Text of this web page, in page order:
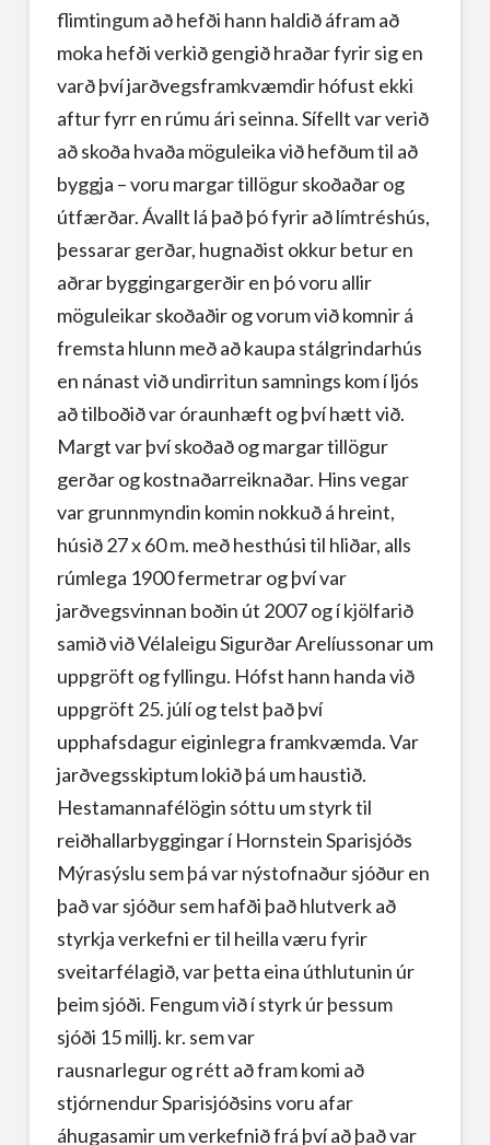
flimtingum að hefði hann haldið áfram að
moka hefði verkið gengið hraðar fyrir sig en
varð því jarðvegsframkvæmdir hófust ekki
aftur fyrr en rúmu ári seinna. Sífellt var verið
að skoða hvaða möguleika við hefðum til að
byggja – voru margar tillögur skoðaðar og
útfærðar. Ávallt lá það þó fyrir að límtréshús,
þessarar gerðar, hugnaðist okkur betur en
aðrar byggingargerðir en þó voru allir
möguleikar skoðaðir og vorum við komnir á
fremsta hlunn með að kaupa stálgrindarhús
en nánast við undirritun samnings kom í ljós
að tilboðið var óraunhæft og því hætt við.
Margt var því skoðað og margar tillögur
gerðar og kostnaðarreiknaðar. Hins vegar
var grunnmyndin komin nokkuð á hreint,
húsið 27 x 60 m. með hesthúsi til hliðar, alls
rúmlega 1900 fermetrar og því var
jarðvegsvinnan boðin út 2007 og í kjölfarið
samið við Vélaleigu Sigurðar Arelíussonar um
uppgröft og fyllingu. Hófst hann handa við
uppgröft 25. júlí og telst það því
upphafsdagur eiginlegra framkvæmda. Var
jarðvegsskiptum lokið þá um haustið.
Hestamannafélögin sóttu um styrk til
reiðhallarbyggingar í Hornstein Sparisjóðs
Mýrasýslu sem þá var nýstofnaður sjóður en
það var sjóður sem hafði það hlutverk að
styrkja verkefni er til heilla væru fyrir
sveitarfélagið, var þetta eina úthlutunin úr
þeim sjóði. Fengum við í styrk úr þessum
sjóði 15 millj. kr. sem var
rausnarlegur og rétt að fram komi að
stjórnendur Sparisjóðsins voru afar
áhugasamir um verkefnið frá því að það var